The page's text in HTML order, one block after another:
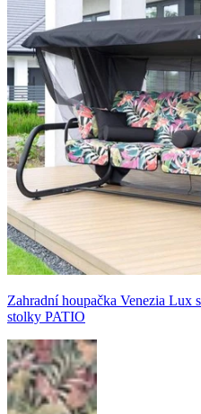
Zahradní houpačka Venezia Lux
stolky PATIO